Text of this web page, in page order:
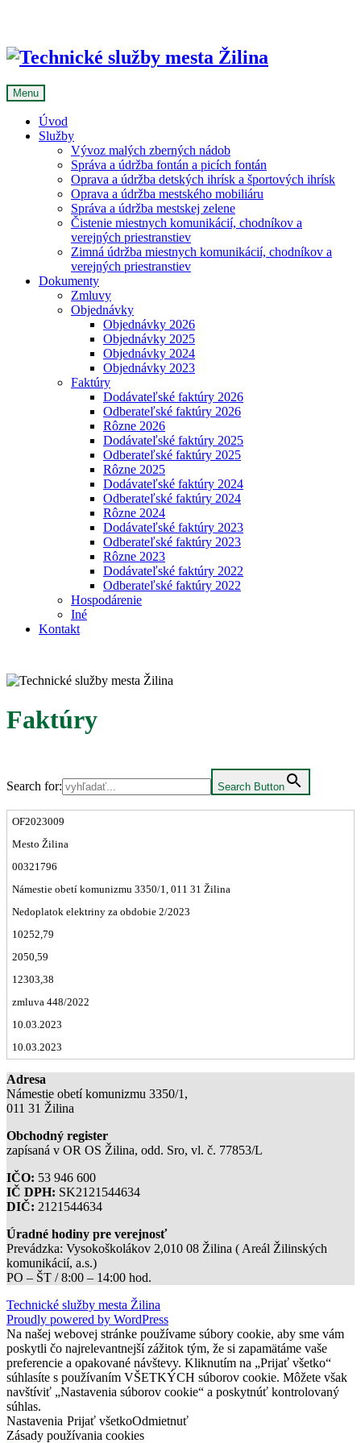
Menu
Úvod
Služby
Vývoz malých zberných nádob
Správa a údržba fontán a picích fontán
Oprava a údržba detských ihrísk a športových ihrísk
Oprava a údržba mestského mobiliáru
Správa a údržba mestskej zelene
Čistenie miestnych komunikácií, chodníkov a
verejných priestranstiev
Zimná údržba miestnych komunikácií, chodníkov a
verejných priestranstiev
Dokumenty
Zmluvy
Objednávky
Objednávky 2026
Objednávky 2025
Objednávky 2024
Objednávky 2023
Faktúry
Dodávateľské faktúry 2026
Odberateľské faktúry 2026
Rôzne 2026
Dodávateľské faktúry 2025
Odberateľské faktúry 2025
Rôzne 2025
Dodávateľské faktúry 2024
Odberateľské faktúry 2024
Rôzne 2024
Dodávateľské faktúry 2023
Odberateľské faktúry 2023
Rôzne 2023
Dodávateľské faktúry 2022
Odberateľské faktúry 2022
Hospodárenie
Iné
Kontakt
Faktúry
Search for: Search Button
OF2023009
Mesto Žilina
00321796
Námestie obetí komunizmu 3350/1, 011 31 Žilina
Nedoplatok elektriny za obdobie 2/2023
10252,79
2050,59
12303,38
zmluva 448/2022
10.03.2023
10.03.2023
Adresa
Námestie obetí komunizmu 3350/1,
011 31 Žilina
Obchodný register
zapísaná v OR OS Žilina, odd. Sro, vl. č. 77853/L
IČO: 53 946 600
IČ DPH: SK2121544634
DIČ: 2121544634
Úradné hodiny pre verejnosť
Prevádzka: Vysokoškolákov 2,010 08 Žilina ( Areál Žilinských
komunikácií, a.s.)
PO – ŠT / 8:00 – 14:00 hod.
Technické služby mesta Žilina
Proudly powered by WordPress
Na našej webovej stránke používame súbory cookie, aby sme vám
poskytli čo najrelevantnejší zážitok tým, že si zapamätáme vaše
preferencie a opakované návštevy. Kliknutím na „Prijať všetko“
súhlasíte s používaním VŠETKÝCH súborov cookie. Môžete však
navštíviť „Nastavenia súborov cookie“ a poskytnúť kontrolovaný
súhlas.
Nastavenia Prijať všetkoOdmietnuť
Zásady používania cookies